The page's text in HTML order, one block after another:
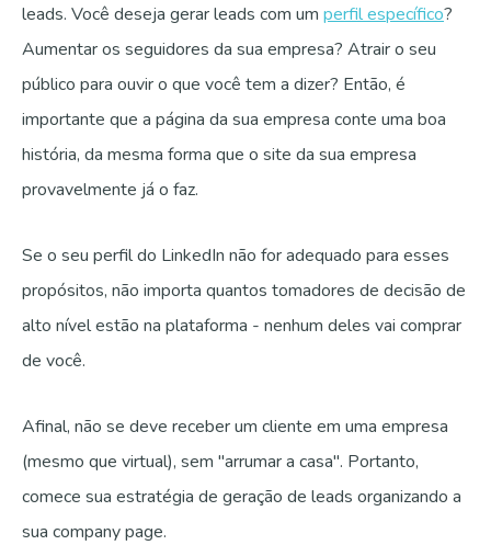
leads. Você deseja gerar leads com um perfil específico?
Aumentar os seguidores da sua empresa? Atrair o seu
público para ouvir o que você tem a dizer? Então, é
importante que a página da sua empresa conte uma boa
história, da mesma forma que o site da sua empresa
provavelmente já o faz.
Se o seu perfil do LinkedIn não for adequado para esses
propósitos, não importa quantos tomadores de decisão de
alto nível estão na plataforma - nenhum deles vai comprar
de você.
Afinal, não se deve receber um cliente em uma empresa
(mesmo que virtual), sem "arrumar a casa". Portanto,
comece sua estratégia de geração de leads organizando a
sua company page.